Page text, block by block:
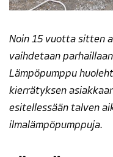
Noin 15 vuotta sitten
vaihdetaan
Lämpöpumppu
kierrätyksen
esitellessään talven
ilmalämpöpumppuja.